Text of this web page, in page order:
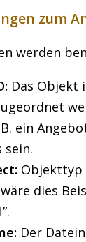
zum
werden
Das Objekt
ein
sein.
Objekttyp
dies
Der